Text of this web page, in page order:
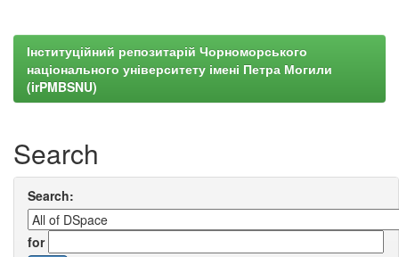
Інституційний репозитарій Чорноморського
національного університету імені Петра Могили
(irPMBSNU)
Search
Search:
for